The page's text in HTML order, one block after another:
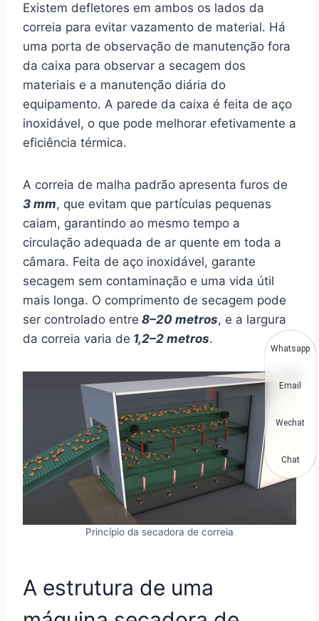
Existem defletores em ambos os lados da
correia para evitar vazamento de material. Há
uma porta de observação de manutenção fora
da caixa para observar a secagem dos
materiais e a manutenção diária do
equipamento. A parede da caixa é feita de aço
inoxidável, o que pode melhorar efetivamente a
eficiência térmica.
A correia de malha padrão apresenta furos de
3 mm, que evitam que partículas pequenas
caiam, garantindo ao mesmo tempo a
circulação adequada de ar quente em toda a
câmara. Feita de aço inoxidável, garante
secagem sem contaminação e uma vida útil
mais longa. O comprimento de secagem pode
ser controlado entre 8–20 metros, e a largura
da correia varia de 1,2–2 metros.
Princípio da secadora de correia
A estrutura de uma
Whatsapp
Email
Wechat
Chat